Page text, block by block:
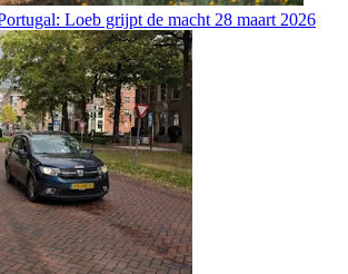
Loeb grijpt de macht 28 maart 2026